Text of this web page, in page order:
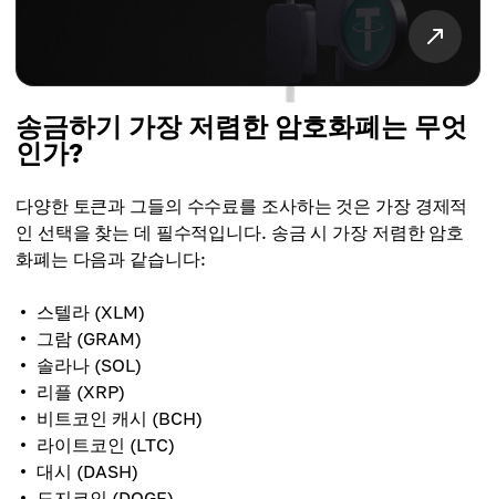
송금하기 가장 저렴한 암호화폐는 무엇
인가?
다양한 토큰과 그들의 수수료를 조사하는 것은 가장 경제적
인 선택을 찾는 데 필수적입니다. 송금 시 가장 저렴한 암호
화폐는 다음과 같습니다:
스텔라 (XLM)
그람 (GRAM)
솔라나 (SOL)
리플 (XRP)
비트코인 캐시 (BCH)
라이트코인 (LTC)
대시 (DASH)